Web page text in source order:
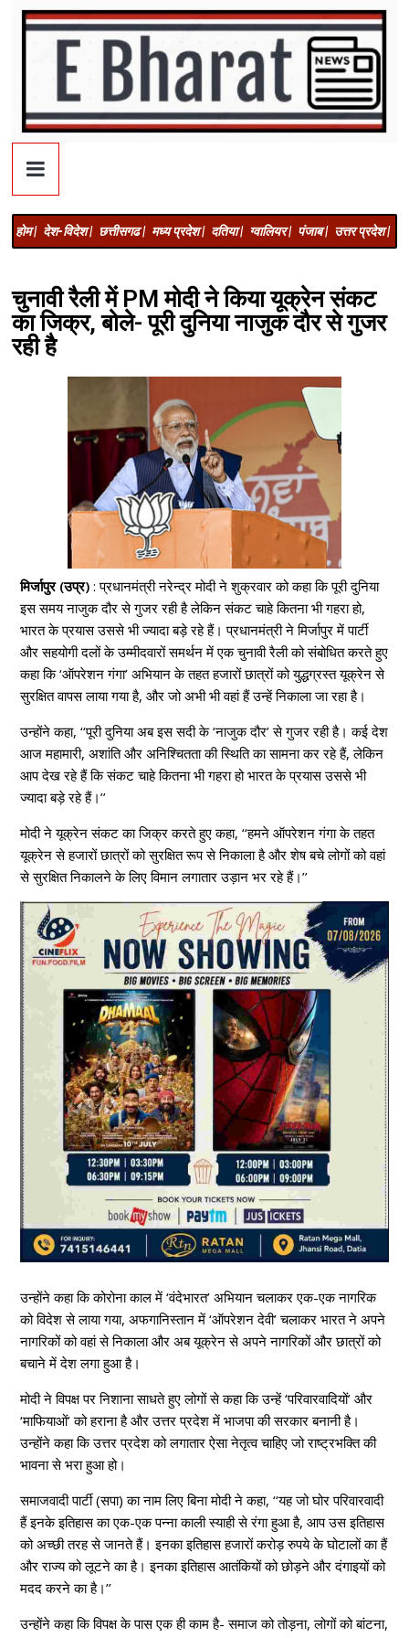
होम | देश-विदेश | छत्तीसगढ | मध्य प्रदेश | दतिया | ग्वालियर | पंजाब | उत्तर प्रदेश |
चुनावी रैली में PM मोदी ने किया यूक्रेन संकट
का जिक्र, बोले- पूरी दुनिया नाजुक दौर से गुजर
रही है
मिर्जापुर (उप्र) : प्रधानमंत्री नरेन्द्र मोदी ने शुक्रवार को कहा कि पूरी दुनिया
इस समय नाजुक दौर से गुजर रही है लेकिन संकट चाहे कितना भी गहरा हो,
भारत के प्रयास उससे भी ज्यादा बड़े रहे हैं। प्रधानमंत्री ने मिर्जापुर में पार्टी
और सहयोगी दलों के उम्मीदवारों समर्थन में एक चुनावी रैली को संबोधित करते हुए
कहा कि ‘ऑपरेशन गंगा’ अभियान के तहत हजारों छात्रों को युद्धग्रस्त यूक्रेन से
सुरक्षित वापस लाया गया है, और जो अभी भी वहां हैं उन्हें निकाला जा रहा है।
उन्होंने कहा, ‘‘पूरी दुनिया अब इस सदी के ‘नाजुक दौर’ से गुजर रही है। कई देश
आज महामारी, अशांति और अनिश्चितता की स्थिति का सामना कर रहे हैं, लेकिन
आप देख रहे हैं कि संकट चाहे कितना भी गहरा हो भारत के प्रयास उससे भी
ज्यादा बड़े रहे हैं।’’
मोदी ने यूक्रेन संकट का जिक्र करते हुए कहा, ‘‘हमने ऑपरेशन गंगा के तहत
यूक्रेन से हजारों छात्रों को सुरक्षित रूप से निकाला है और शेष बचे लोगों को वहां
से सुरक्षित निकालने के लिए विमान लगातार उड़ान भर रहे हैं।’’
उन्होंने कहा कि कोरोना काल में ‘वंदेभारत’ अभियान चलाकर एक-एक नागरिक
को विदेश से लाया गया, अफगानिस्तान में ‘ऑपरेशन देवी’ चलाकर भारत ने अपने
नागरिकों को वहां से निकाला और अब यूक्रेन से अपने नागरिकों और छात्रों को
बचाने में देश लगा हुआ है।
मोदी ने विपक्ष पर निशाना साधते हुए लोगों से कहा कि उन्हें ‘परिवारवादियों’ और
‘माफियाओं’ को हराना है और उत्तर प्रदेश में भाजपा की सरकार बनानी है।
उन्होंने कहा कि उत्तर प्रदेश को लगातार ऐसा नेतृत्व चाहिए जो राष्ट्रभक्ति की
भावना से भरा हुआ हो।
समाजवादी पार्टी (सपा) का नाम लिए बिना मोदी ने कहा, ‘‘यह जो घोर परिवारवादी
हैं इनके इतिहास का एक-एक पन्ना काली स्याही से रंगा हुआ है, आप उस इतिहास
को अच्छी तरह से जानते हैं। इनका इतिहास हजारों करोड़ रुपये के घोटालों का हैं
और राज्य को लूटने का है। इनका इतिहास आतंकियों को छोड़ने और दंगाइयों को
मदद करने का है।’’
उन्होंने कहा कि विपक्ष के पास एक ही काम है- समाज को तोड़ना, लोगों को बांटना,